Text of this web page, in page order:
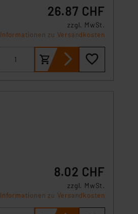
26.87 CHF
zzgl. MwSt.
Informationen zu Versandkosten
8.02 CHF
zzgl. MwSt.
Informationen zu Versandkosten